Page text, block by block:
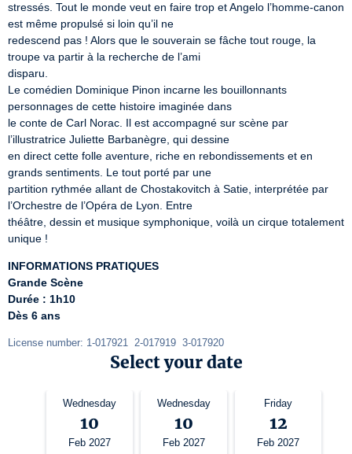
stressés. Tout le monde veut en faire trop et Angelo l’homme-canon
est même propulsé si loin qu’il ne
redescend pas ! Alors que le souverain se fâche tout rouge, la
troupe va partir à la recherche de l’ami
disparu.
Le comédien Dominique Pinon incarne les bouillonnants
personnages de cette histoire imaginée dans
le conte de Carl Norac. Il est accompagné sur scène par
l’illustratrice Juliette Barbanègre, qui dessine
en direct cette folle aventure, riche en rebondissements et en
grands sentiments. Le tout porté par une
partition rythmée allant de Chostakovitch à Satie, interprétée par
l’Orchestre de l’Opéra de Lyon. Entre
théâtre, dessin et musique symphonique, voilà un cirque totalement
unique !
INFORMATIONS PRATIQUES
Grande Scène
Durée : 1h10
Dès 6 ans
License number: 1-017921  2-017919  3-017920
Select your date
Wednesday
10
Feb 2027
Wednesday
10
Feb 2027
Friday
12
Feb 2027